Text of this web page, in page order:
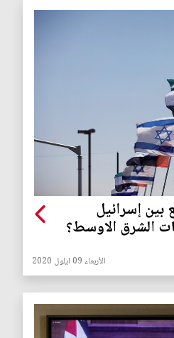
بين إسرائيل
الشرق الاوسط؟
الأربعاء 09 ايلول 2020